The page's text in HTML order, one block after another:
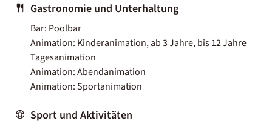
Gastronomie und Unterhaltung
Bar: Poolbar
Animation: Kinderanimation, ab 3 Jahre, bis 12 Jahre
Tagesanimation
Animation: Abendanimation
Animation: Sportanimation
Sport und Aktivitäten